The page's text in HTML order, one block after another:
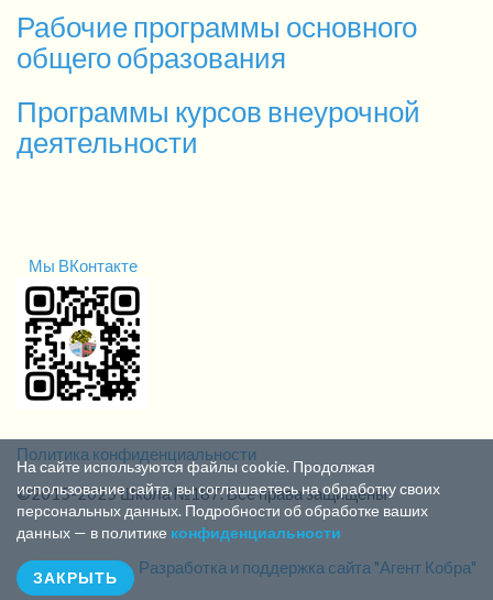
Рабочие программы основного
общего образования
Программы курсов внеурочной
деятельности
Мы ВКонтакте
Политика конфиденциальности
©2015-2025 Школа №187. Все права защищены
Разработка и поддержка сайта "Агент Кобра"
На сайте используются файлы cookie. Продолжая
использование сайта, вы соглашаетесь на обработку своих
персональных данных. Подробности об обработке ваших
данных — в политике конфиденциальности
ЗАКРЫТЬ